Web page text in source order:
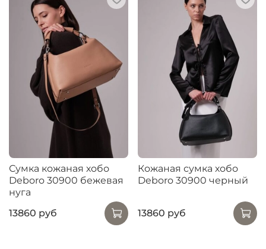
Сумка кожаная хобо
Deboro 30900 бежевая
нуга
13860 руб
Кожаная сумка хобо
Deboro 30900 черный
13860 руб